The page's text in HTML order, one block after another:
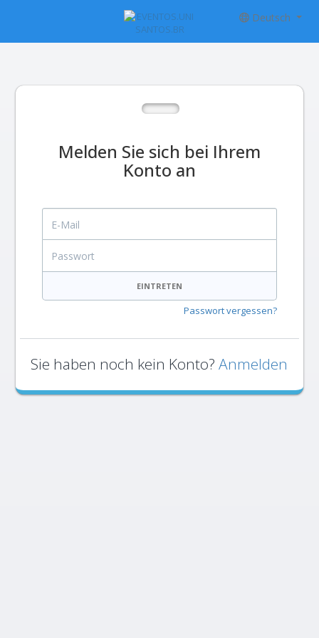
Deutsch
Melden Sie sich bei Ihrem
Konto an
E-Mail
EINTRETEN
Passwort vergessen?
Sie haben noch kein Konto? Anmelden